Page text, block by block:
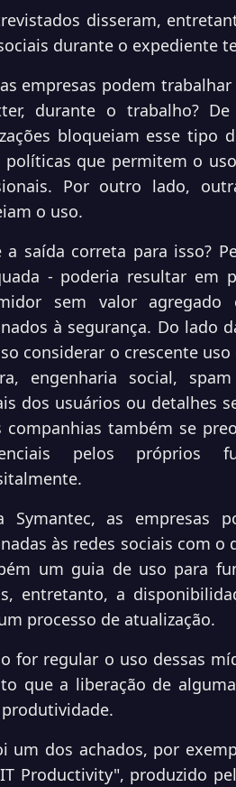
disseram,
durante o expediente
empresas podem
durante o trabalho?
bloqueiam esse tipo
políticas que permitem o
Por outro lado,
o uso.
a saída correta para isso?
- poderia resultar em
sem valor
à segurança. Do lado
considerar o crescente
engenharia social,
dos usuários ou detalhes
companhias também se
pelos próprios
Symantec, as empresas
às redes sociais com
um guia de uso para
entretanto, a
processo de atualização.
for regular o uso dessas
que a liberação de
um dos achados, por
Productivity", produzido